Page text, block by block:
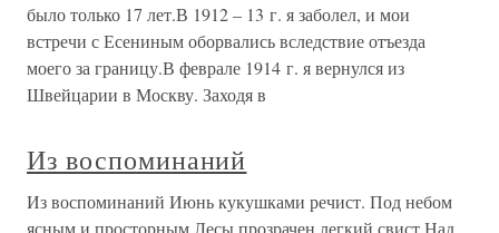
было только 17 лет.В 1912 – 13 г. я заболел, и мои
встречи с Есениным оборвались вследствие отъезда
моего за границу.В феврале 1914 г. я вернулся из
Швейцарии в Москву. Заходя в
Из воспоминаний
Из воспоминаний Июнь кукушками речист. Под небом
ясным и просторным Лесы прозрачен легкий свист Над